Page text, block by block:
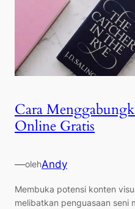
Cara
Online Gratis
—olehAndy
Membuka potensi konten
melibatkan penguasaan seni